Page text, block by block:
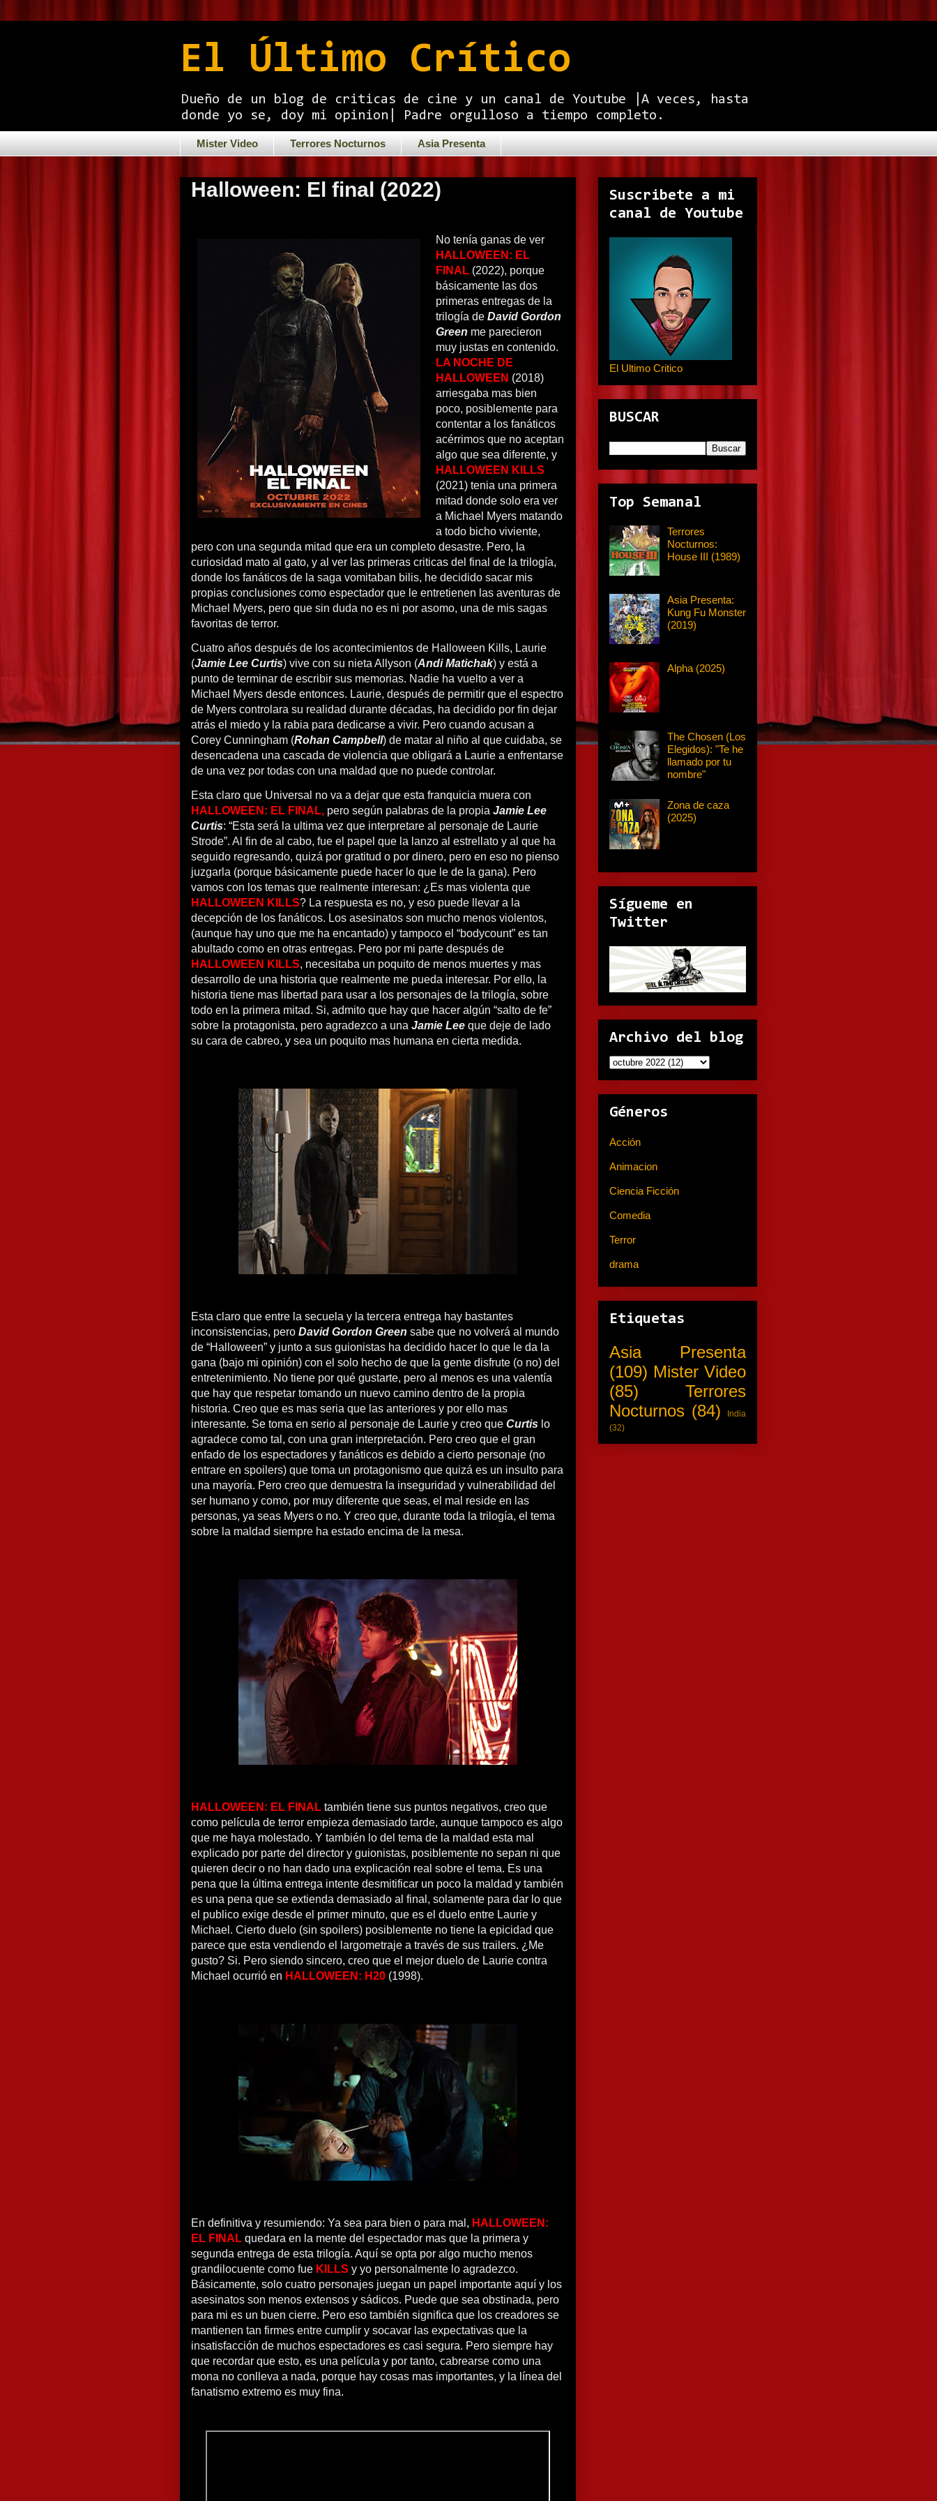
El Último Crítico
Dueño de un blog de criticas de cine y un canal de Youtube |A veces, hasta
donde yo se, doy mi opinion| Padre orgulloso a tiempo completo.
Mister Video Terrores Nocturnos Asia Presenta
Halloween: El final (2022)
No tenía ganas de ver
HALLOWEEN: EL
FINAL (2022), porque
básicamente las dos
primeras entregas de la
trilogía de David Gordon
Green me parecieron
muy justas en contenido.
LA NOCHE DE
HALLOWEEN (2018)
arriesgaba mas bien
poco, posiblemente para
contentar a los fanáticos
acérrimos que no aceptan
algo que sea diferente, y
HALLOWEEN KILLS
(2021) tenia una primera
mitad donde solo era ver
a Michael Myers matando
a todo bicho viviente,
pero con una segunda mitad que era un completo desastre. Pero, la
curiosidad mato al gato, y al ver las primeras criticas del final de la trilogía,
donde los fanáticos de la saga vomitaban bilis, he decidido sacar mis
propias conclusiones como espectador que le entretienen las aventuras de
Michael Myers, pero que sin duda no es ni por asomo, una de mis sagas
favoritas de terror.
Cuatro años después de los acontecimientos de Halloween Kills, Laurie
(Jamie Lee Curtis) vive con su nieta Allyson (Andi Matichak) y está a
punto de terminar de escribir sus memorias. Nadie ha vuelto a ver a
Michael Myers desde entonces. Laurie, después de permitir que el espectro
de Myers controlara su realidad durante décadas, ha decidido por fin dejar
atrás el miedo y la rabia para dedicarse a vivir. Pero cuando acusan a
Corey Cunningham (Rohan Campbell) de matar al niño al que cuidaba, se
desencadena una cascada de violencia que obligará a Laurie a enfrentarse
de una vez por todas con una maldad que no puede controlar.
Esta claro que Universal no va a dejar que esta franquicia muera con
HALLOWEEN: EL FINAL, pero según palabras de la propia Jamie Lee
Curtis: “Esta será la ultima vez que interpretare al personaje de Laurie
Strode”. Al fin de al cabo, fue el papel que la lanzo al estrellato y al que ha
seguido regresando, quizá por gratitud o por dinero, pero en eso no pienso
juzgarla (porque básicamente puede hacer lo que le de la gana). Pero
vamos con los temas que realmente interesan: ¿Es mas violenta que
HALLOWEEN KILLS? La respuesta es no, y eso puede llevar a la
decepción de los fanáticos. Los asesinatos son mucho menos violentos,
(aunque hay uno que me ha encantado) y tampoco el “bodycount” es tan
abultado como en otras entregas. Pero por mi parte después de
HALLOWEEN KILLS, necesitaba un poquito de menos muertes y mas
desarrollo de una historia que realmente me pueda interesar. Por ello, la
historia tiene mas libertad para usar a los personajes de la trilogía, sobre
todo en la primera mitad. Si, admito que hay que hacer algún “salto de fe”
sobre la protagonista, pero agradezco a una Jamie Lee que deje de lado
su cara de cabreo, y sea un poquito mas humana en cierta medida.
Esta claro que entre la secuela y la tercera entrega hay bastantes
inconsistencias, pero David Gordon Green sabe que no volverá al mundo
de “Halloween” y junto a sus guionistas ha decidido hacer lo que le da la
gana (bajo mi opinión) con el solo hecho de que la gente disfrute (o no) del
entretenimiento. No tiene por qué gustarte, pero al menos es una valentía
que hay que respetar tomando un nuevo camino dentro de la propia
historia. Creo que es mas seria que las anteriores y por ello mas
interesante. Se toma en serio al personaje de Laurie y creo que Curtis lo
agradece como tal, con una gran interpretación. Pero creo que el gran
enfado de los espectadores y fanáticos es debido a cierto personaje (no
entrare en spoilers) que toma un protagonismo que quizá es un insulto para
una mayoría. Pero creo que demuestra la inseguridad y vulnerabilidad del
ser humano y como, por muy diferente que seas, el mal reside en las
personas, ya seas Myers o no. Y creo que, durante toda la trilogía, el tema
sobre la maldad siempre ha estado encima de la mesa.
HALLOWEEN: EL FINAL también tiene sus puntos negativos, creo que
como película de terror empieza demasiado tarde, aunque tampoco es algo
que me haya molestado. Y también lo del tema de la maldad esta mal
explicado por parte del director y guionistas, posiblemente no sepan ni que
quieren decir o no han dado una explicación real sobre el tema. Es una
pena que la última entrega intente desmitificar un poco la maldad y también
es una pena que se extienda demasiado al final, solamente para dar lo que
el publico exige desde el primer minuto, que es el duelo entre Laurie y
Michael. Cierto duelo (sin spoilers) posiblemente no tiene la epicidad que
parece que esta vendiendo el largometraje a través de sus trailers. ¿Me
gusto? Si. Pero siendo sincero, creo que el mejor duelo de Laurie contra
Michael ocurrió en HALLOWEEN: H20 (1998).
En definitiva y resumiendo: Ya sea para bien o para mal, HALLOWEEN:
EL FINAL quedara en la mente del espectador mas que la primera y
segunda entrega de esta trilogía. Aquí se opta por algo mucho menos
grandilocuente como fue KILLS y yo personalmente lo agradezco.
Básicamente, solo cuatro personajes juegan un papel importante aquí y los
asesinatos son menos extensos y sádicos. Puede que sea obstinada, pero
para mi es un buen cierre. Pero eso también significa que los creadores se
mantienen tan firmes entre cumplir y socavar las expectativas que la
insatisfacción de muchos espectadores es casi segura. Pero siempre hay
que recordar que esto, es una película y por tanto, cabrearse como una
mona no conlleva a nada, porque hay cosas mas importantes, y la línea del
fanatismo extremo es muy fina.
Suscribete a mi
canal de Youtube
El Ultimo Critico
BUSCAR
Top Semanal
Terrores
Nocturnos:
House III (1989)
Asia Presenta:
Kung Fu Monster
(2019)
Alpha (2025)
The Chosen (Los
Elegidos): "Te he
llamado por tu
nombre"
Zona de caza
(2025)
Sígueme en
Twitter
Archivo del blog
Géneros
Acción
Animacion
Ciencia Ficción
Comedia
Terror
drama
Etiquetas
Asia Presenta
(109) Mister Video
(85)
Terrores
Nocturnos (84)
India
(32)